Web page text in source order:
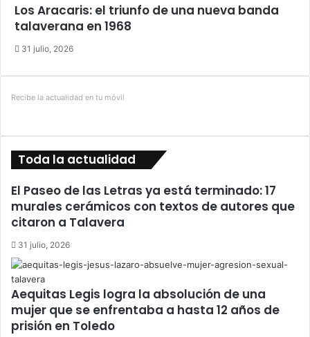
Los Aracaris: el triunfo de una nueva banda
talaverana en 1968
31 julio, 2026
Recibe la actualidad en tu móvil
Toda la actualidad
El Paseo de las Letras ya está terminado: 17
murales cerámicos con textos de autores que
citaron a Talavera
31 julio, 2026
Aequitas Legis logra la absolución de una
mujer que se enfrentaba a hasta 12 años de
prisión en Toledo